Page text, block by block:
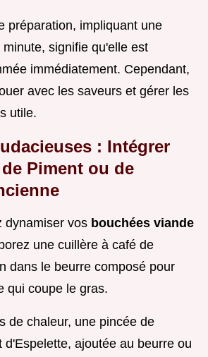
préparation, impliquant une
signifie qu'elle est
immédiatement. Cependant,
avec les saveurs et gérer les
utile.
: Intégrer
Piment ou de
dynamiser vos bouchées viande
une cuillère à café de
dans le beurre composé pour
qui coupe le gras.
de chaleur, une pincée de
d'Espelette, ajoutée au beurre ou